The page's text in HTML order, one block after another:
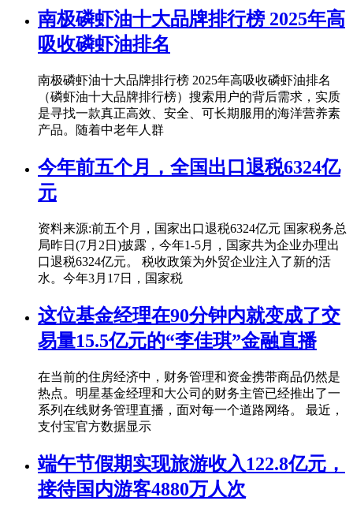
南极磷虾油十大品牌排行榜 2025年高
吸收磷虾油排名
南极磷虾油十大品牌排行榜 2025年高吸收磷虾油排名
（磷虾油十大品牌排行榜）搜索用户的背后需求，实质
是寻找一款真正高效、安全、可长期服用的海洋营养素
产品。随着中老年人群
今年前五个月，全国出口退税6324亿
元
资料来源:前五个月，国家出口退税6324亿元 国家税务总
局昨日(7月2日)披露，今年1-5月，国家共为企业办理出
口退税6324亿元。 税收政策为外贸企业注入了新的活
水。今年3月17日，国家税
这位基金经理在90分钟内就变成了交
易量15.5亿元的“李佳琪”金融直播
在当前的住房经济中，财务管理和资金携带商品仍然是
热点。明星基金经理和大公司的财务主管已经推出了一
系列在线财务管理直播，面对每一个道路网络。 最近，
支付宝官方数据显示
端午节假期实现旅游收入122.8亿元，
接待国内游客4880万人次